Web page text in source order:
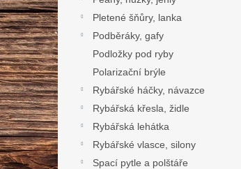
Pletené šňůry, lanka
Podběráky, gafy
Podložky pod ryby
Polarizační brýle
Rybářské háčky, návazce
Rybářská křesla, židle
Rybářská lehátka
Rybářské vlasce, silony
Spací pytle a polštáře